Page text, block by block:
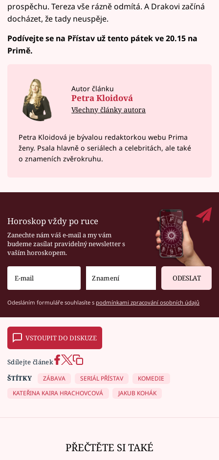
prospěchu. Tereza vše rázně odmítá. A Drakovi začíná
docházet, že tady neuspěje.
Podívejte se na Přístav už tento pátek ve 20.15 na
Primě.
Autor článku
Petra Kloidová
Všechny články autora
Petra Kloidová je bývalou redaktorkou webu Prima
ženy. Psala hlavně o seriálech a celebritách, ale také
o znameních zvěrokruhu.
Horoskop vždy po ruce
Zanechte nám váš e-mail a my vám
budeme zasílat pravidelný newsletter s
vaším horoskopem.
ODESLAT
Odesláním formuláře souhlasíte s podmínkami zpracování osobních údajů
VSTOUPIT DO DISKUZE
Sdílejte článek
ŠTÍTKY
ZÁBAVA SERIÁL PŘÍSTAV
KOMEDIE
KATEŘINA KAIRA HRACHOVCOVÁ
JAKUB KOHÁK
PŘEČTĚTE SI TAKÉ